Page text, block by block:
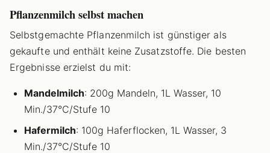
Pflanzenmilch selbst machen
Selbstgemachte Pflanzenmilch ist günstiger als
gekaufte und enthält keine Zusatzstoffe. Die besten
Ergebnisse erzielst du mit:
Mandelmilch: 200g Mandeln, 1L Wasser, 10
Min./37°C/Stufe 10
Hafermilch: 100g Haferflocken, 1L Wasser, 3
Min./37°C/Stufe 10